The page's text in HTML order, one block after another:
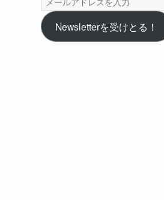
ー
ル
ア
Newsletterを受けとる！